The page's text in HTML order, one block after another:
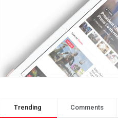
Trending Comments